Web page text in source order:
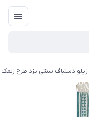
زیلو دستباف سنتی یزد طرح